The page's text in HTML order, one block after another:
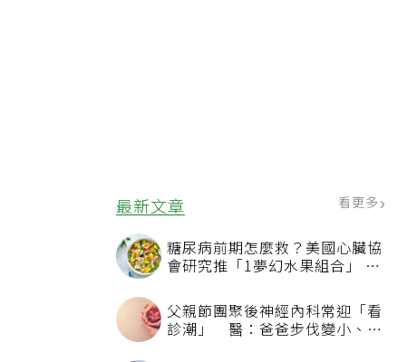
最新文章 看更多
糖尿病前期怎麼救？美國心臟協
會研究推「1夢幻水果組合」 酪
父親節團聚後神經內科常迎「看
診潮」 醫：爸爸步伐變小、站